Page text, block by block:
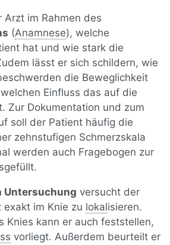
im Rahmen des
(Anamnese), welche
hat und wie stark die
lässt er sich schildern, wie
die Beweglichkeit
Einfluss das auf die
Zur Dokumentation und zum
soll der Patient häufig die
zehnstufigen Schmerzskala
werden auch Fragebogen zur
Untersuchung versucht der
im Knie zu lokalisieren.
Knies kann er auch feststellen,
vorliegt. Außerdem beurteilt er